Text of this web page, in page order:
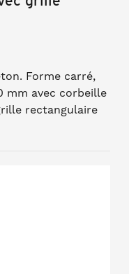
Forme carré,
mm avec corbeille
rectangulaire